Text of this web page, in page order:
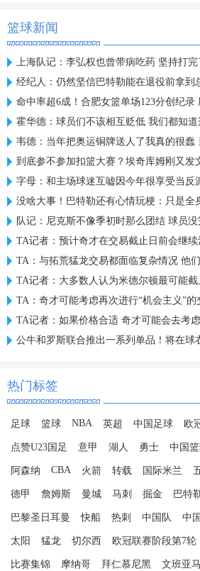
篮球新闻
上海队记：李弘权也曾带病吃药 坚持打
经纪人：仍然坚信巴特勒能在退役前拿到
命中率超6成！合肥女篮单场123分创纪录
霍华德：球员们不该相互贬低 我们都知
韦德：当年把奥运铜牌送人了我真的很蠢
到底参不参加扣篮大赛？埃奇库姆刚又发文
字母：和主场球迷互嘘因今年很享受当反
没啥大事！巴特勒还有心情玩梗：只是全
队记：尼克斯不像季初时那么团结 球员
TA记者：预计奇才在交易截止日前会继
TA：与拓荒猛龙交易都面临复杂情况 他
TA记者：大多数人认为米德尔顿最可能
TA：奇才可能考虑再次进行“机会主义”
TA记者：如果价格合适 奇才可能会去考
公牛和罗斯联合推出一系列单品！将在球
热门标签
足球 篮球 NBA 英超 中国足球 欧
点赞U23国足 意甲 湖人 勇士 中国
阿森纳 CBA 火箭 转载 国际米兰
德甲 詹姆斯 曼城 马刺 掘金 巴特
巴黎圣日耳曼 快船 热刺 中国队 中
太阳 猛龙 切尔西 欧冠联赛阶段第7轮
比赛集锦 摩纳哥 拜仁慕尼黑 文班亚马